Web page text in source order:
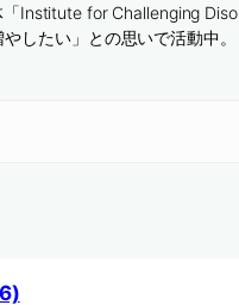
Institute for Challenging
したい」との思いで活動中。